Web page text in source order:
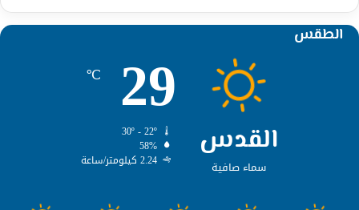
الطقس
القدس
سماء صافية
29
℃
58%
2.24 كيلومتر/ساعة